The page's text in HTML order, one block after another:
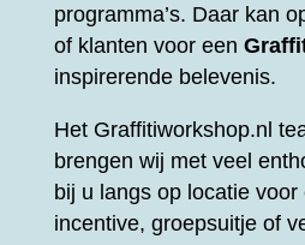
programma’s. Daar kan
of klanten voor een
inspirerende belevenis.
Het Graffitiworkshop.nl
brengen wij met veel
bij u langs op locatie
incentive, groepsuitje of